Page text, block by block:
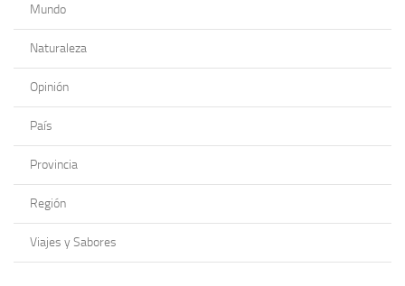
Mundo
Naturaleza
Opinión
País
Provincia
Región
Viajes y Sabores